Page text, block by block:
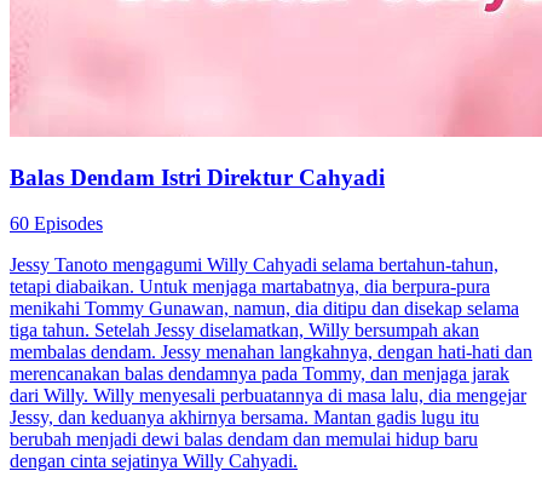
Balas Dendam Istri Direktur Cahyadi
60 Episodes
Jessy Tanoto mengagumi Willy Cahyadi selama bertahun-tahun,
tetapi diabaikan. Untuk menjaga martabatnya, dia berpura-pura
menikahi Tommy Gunawan, namun, dia ditipu dan disekap selama
tiga tahun. Setelah Jessy diselamatkan, Willy bersumpah akan
membalas dendam. Jessy menahan langkahnya, dengan hati-hati dan
merencanakan balas dendamnya pada Tommy, dan menjaga jarak
dari Willy. Willy menyesali perbuatannya di masa lalu, dia mengejar
Jessy, dan keduanya akhirnya bersama. Mantan gadis lugu itu
berubah menjadi dewi balas dendam dan memulai hidup baru
dengan cinta sejatinya Willy Cahyadi.